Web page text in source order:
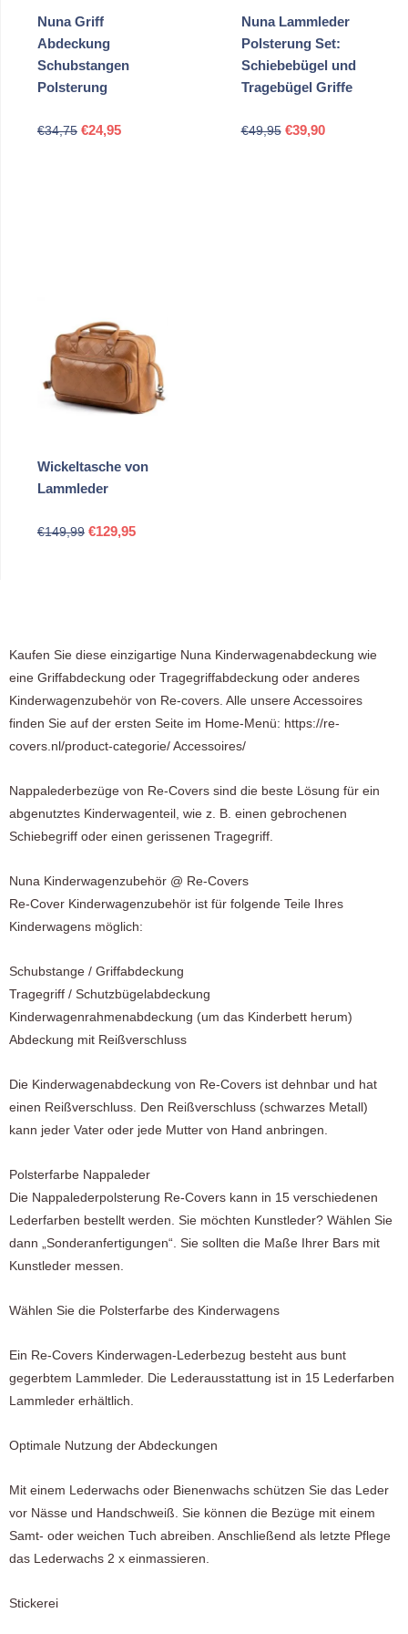
Nuna Griff
Abdeckung
Schubstangen
Polsterung
€34,75 Ursprünglicher
€24,95Aktueller
Nuna Lammleder
Polsterung Set:
Schiebebügel und
Tragebügel Griffe
€49,95 Ursprünglicher
€39,90Aktueller
Wickeltasche von
Lammleder
€149,99 Ursprünglicher
€129,95Aktueller
Kaufen Sie diese einzigartige Nuna Kinderwagenabdeckung wie
eine Griffabdeckung oder Tragegriffabdeckung oder anderes
Kinderwagenzubehör von Re-covers. Alle unsere Accessoires
finden Sie auf der ersten Seite im Home-Menü: https://re-
covers.nl/product-categorie/ Accessoires/
Nappalederbezüge von Re-Covers sind die beste Lösung für ein
abgenutztes Kinderwagenteil, wie z. B. einen gebrochenen
Schiebegriff oder einen gerissenen Tragegriff.
Nuna Kinderwagenzubehör @ Re-Covers
Re-Cover Kinderwagenzubehör ist für folgende Teile Ihres
Kinderwagens möglich:
Schubstange / Griffabdeckung
Tragegriff / Schutzbügelabdeckung
Kinderwagenrahmenabdeckung (um das Kinderbett herum)
Abdeckung mit Reißverschluss
Die Kinderwagenabdeckung von Re-Covers ist dehnbar und hat
einen Reißverschluss. Den Reißverschluss (schwarzes Metall)
kann jeder Vater oder jede Mutter von Hand anbringen.
Polsterfarbe Nappaleder
Die Nappalederpolsterung Re-Covers kann in 15 verschiedenen
Lederfarben bestellt werden. Sie möchten Kunstleder? Wählen Sie
dann „Sonderanfertigungen“. Sie sollten die Maße Ihrer Bars mit
Kunstleder messen.
Wählen Sie die Polsterfarbe des Kinderwagens
Ein Re-Covers Kinderwagen-Lederbezug besteht aus bunt
gegerbtem Lammleder. Die Lederausstattung ist in 15 Lederfarben
Lammleder erhältlich.
Optimale Nutzung der Abdeckungen
Mit einem Lederwachs oder Bienenwachs schützen Sie das Leder
vor Nässe und Handschweiß. Sie können die Bezüge mit einem
Samt- oder weichen Tuch abreiben. Anschließend als letzte Pflege
das Lederwachs 2 x einmassieren.
Stickerei